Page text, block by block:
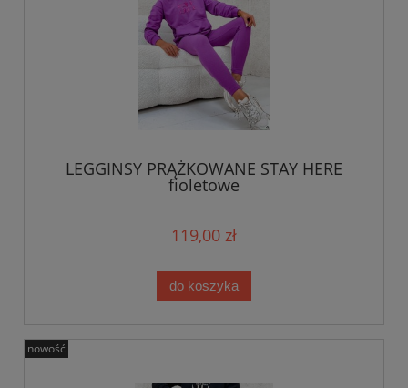
LEGGINSY PRĄŻKOWANE STAY HERE
fioletowe
119,00 zł
do koszyka
nowość